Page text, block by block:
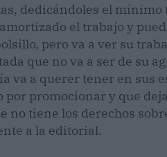
dedicándoles el mínimo
el trabajo y
pero va a ver su
que no va a ser de su
a querer tener en sus
promocionar y que
no tiene los derechos
a la editorial.